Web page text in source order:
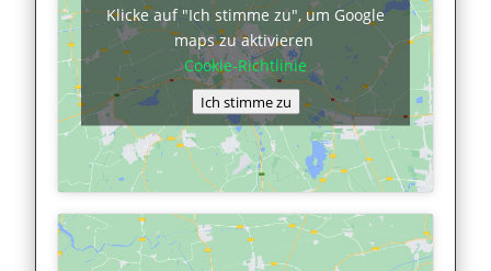
Klicke auf "Ich stimme zu", um Google
maps zu aktivieren
Cookie-Richtlinie
Ich stimme zu